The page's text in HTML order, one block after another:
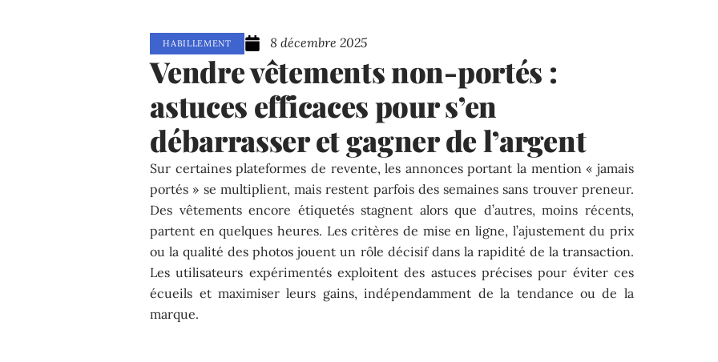
HABILLEMENT 8 décembre 2025
Vendre vêtements non-portés :
astuces efficaces pour s’en
débarrasser et gagner de l’argent
Sur certaines plateformes de revente, les annonces portant la mention « jamais
portés » se multiplient, mais restent parfois des semaines sans trouver preneur.
Des vêtements encore étiquetés stagnent alors que d’autres, moins récents,
partent en quelques heures. Les critères de mise en ligne, l’ajustement du prix
ou la qualité des photos jouent un rôle décisif dans la rapidité de la transaction.
Les utilisateurs expérimentés exploitent des astuces précises pour éviter ces
écueils et maximiser leurs gains, indépendamment de la tendance ou de la
marque.